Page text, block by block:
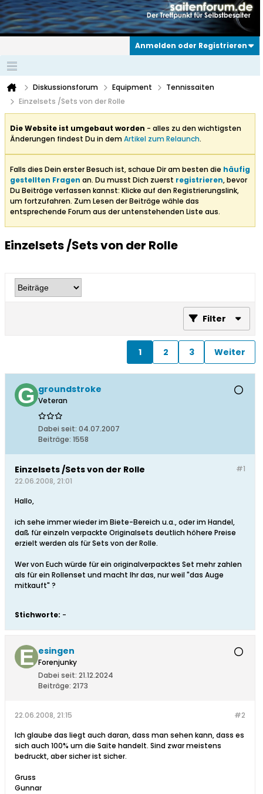
Anmelden oder Registrieren
Diskussionsforum Equipment
Tennissaiten
Einzelsets /Sets von der Rolle
Die Website ist umgebaut worden - alles zu den wichtigsten
Änderungen findest Du in demArtikel zum Relaunch.
Falls dies Dein erster Besuch ist, schaue Dir am besten die häufig
gestellten Fragen an. Du musst Dich zuerst registrieren, bevor
Du Beiträge verfassen kannst: Klicke auf den Registrierungslink,
um fortzufahren. Zum Lesen der Beiträge wähle das
entsprechende Forum aus der untenstehenden Liste aus.
Einzelsets /Sets von der Rolle
Filter
1 2 3 Weiter
groundstroke
Veteran
Dabei seit: 04.07.2007
Beiträge: 1558
#1
Einzelsets /Sets von der Rolle
22.06.2008, 21:01
Hallo,
ich sehe immer wieder im Biete-Bereich u.a., oder im Handel,
daß für einzeln verpackte Originalsets deutlich höhere Preise
erzielt werden als für Sets von der Rolle.
Wer von Euch würde für ein originalverpacktes Set mehr zahlen
als für ein Rollenset und macht Ihr das, nur weil "das Auge
mitkauft" ?
Stichworte: -
esingen
Forenjunky
Dabei seit: 21.12.2024
Beiträge: 2173
#2
22.06.2008, 21:15
Ich glaube das liegt auch daran, dass man sehen kann, dass es
sich auch 100% um die Saite handelt. Sind zwar meistens
bedruckt, aber sicher ist sicher.
Gruss
Gunnar